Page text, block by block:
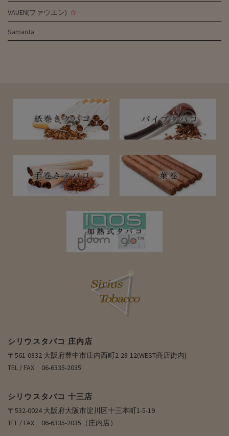
VAUEN(ファウエン) ☆
Samanta
シリウスタバコ 庄内店
〒561-0832 大阪府豊中市庄内西町2-28-12(WEST商店街内)
TEL / FAX 06-6335-2035
シリウスタバコ 十三店
〒532-0024 大阪府大阪市淀川区十三本町1-5-19
TEL / FAX 06-6335-2035（庄内店）